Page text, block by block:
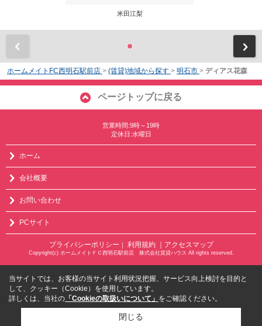
米田江梨
ホームメイトFC西明石駅前店 > (賃貸)地域から探す > 明石市 > ディアス花森
ページトップに戻る
営業時間:9時～19時
定休日:水曜日
ホーム
会社概要
お問い合わせ
PCサイト
プライバシーポリシー 利用規約 ｜アクセスマップ
Copyright(c) ホームメイトＦＣ西明石駅前店 株式会社賃貸ハウス All rights reserved.
当サイトでは、お客様の当サイト利用状況把握、サービス向上検討を目的と
して、クッキー（Cookie）を使用しています。
詳しくは、当社の 「Cookieの取扱いについて」 をご確認ください。
閉じる